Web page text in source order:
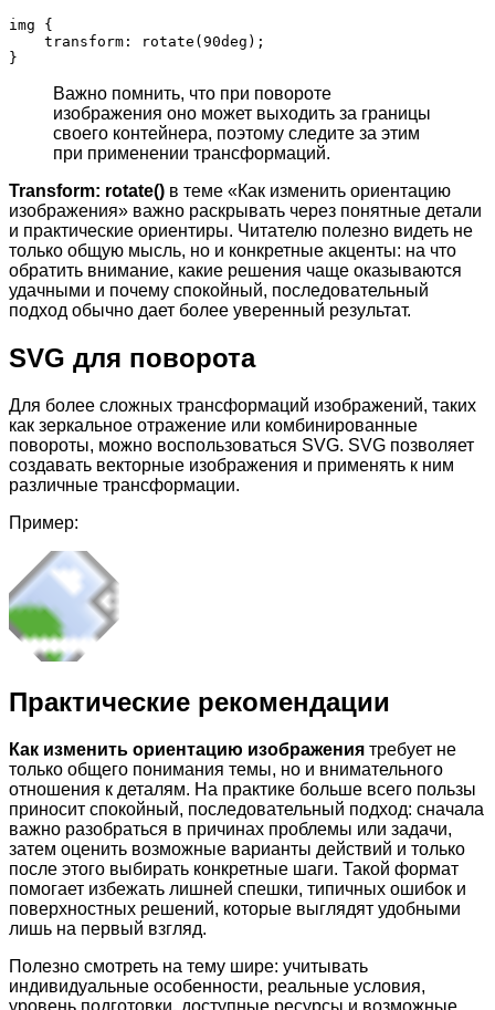
img {
    transform: rotate(90deg);
Важно помнить, что при повороте
изображения оно может выходить за границы
своего контейнера, поэтому следите за этим
при применении трансформаций.
Transform: rotate() в теме «Как изменить ориентацию
изображения» важно раскрывать через понятные детали
и практические ориентиры. Читателю полезно видеть не
только общую мысль, но и конкретные акценты: на что
обратить внимание, какие решения чаще оказываются
удачными и почему спокойный, последовательный
подход обычно дает более уверенный результат.
SVG для поворота
Для более сложных трансформаций изображений, таких
как зеркальное отражение или комбинированные
повороты, можно воспользоваться SVG. SVG позволяет
создавать векторные изображения и применять к ним
различные трансформации.
Пример:
Практические рекомендации
Как изменить ориентацию изображения требует не
только общего понимания темы, но и внимательного
отношения к деталям. На практике больше всего пользы
приносит спокойный, последовательный подход: сначала
важно разобраться в причинах проблемы или задачи,
затем оценить возможные варианты действий и только
после этого выбирать конкретные шаги. Такой формат
помогает избежать лишней спешки, типичных ошибок и
поверхностных решений, которые выглядят удобными
лишь на первый взгляд.
Полезно смотреть на тему шире: учитывать
индивидуальные особенности, реальные условия,
уровень подготовки, доступные ресурсы и возможные